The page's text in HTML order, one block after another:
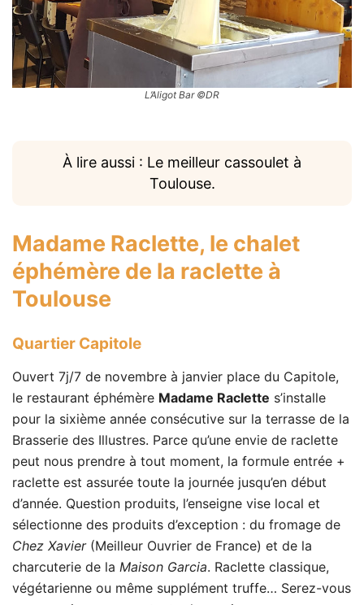
L’Aligot Bar ©DR
À lire aussi : Le meilleur cassoulet à
Toulouse.
Madame Raclette, le chalet
éphémère de la raclette à
Toulouse
Quartier Capitole
Ouvert 7j/7 de novembre à janvier place du Capitole,
le restaurant éphémère Madame Raclette s’installe
pour la sixième année consécutive sur la terrasse de la
Brasserie des Illustres. Parce qu’une envie de raclette
peut nous prendre à tout moment, la formule entrée +
raclette est assurée toute la journée jusqu’en début
d’année. Question produits, l’enseigne vise local et
sélectionne des produits d’exception : du fromage de
Chez Xavier(Meilleur Ouvrier de France) et de la
charcuterie de la Maison Garcia. Raclette classique,
végétarienne ou même supplément truffe… Serez-vous